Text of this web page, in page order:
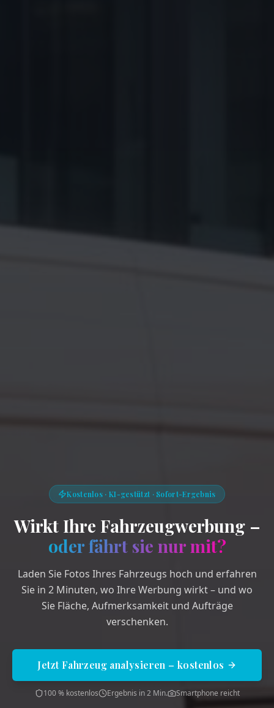
Kostenlos · KI-gestützt · Sofort-Ergebnis
Wirkt Ihre Fahrzeugwerbung –
oder fährt sie nur mit?
Laden Sie Fotos Ihres Fahrzeugs hoch und erfahren
Sie in 2 Minuten, wo Ihre Werbung wirkt – und wo
Sie Fläche, Aufmerksamkeit und Aufträge
verschenken.
Jetzt Fahrzeug analysieren – kostenlos
100 % kostenlos Ergebnis in 2 Min. Smartphone reicht